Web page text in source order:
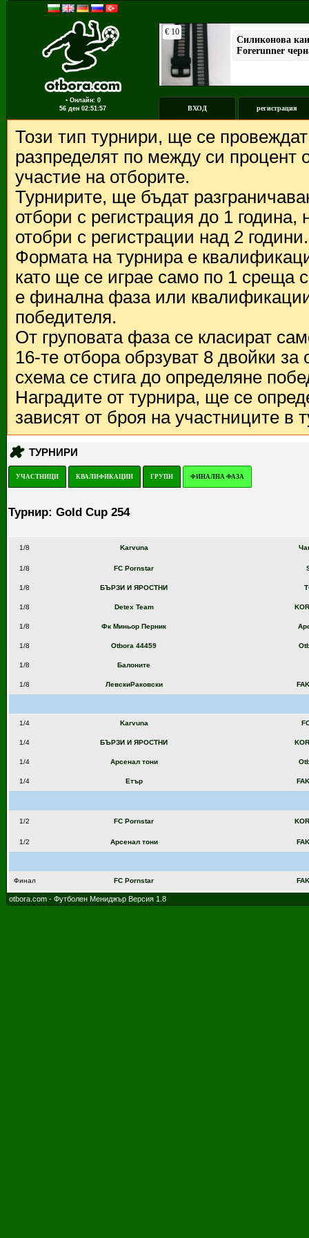
▪ Онлайн: 0
56 ден 02:51:57 ВХОД регистрация
Този тип турнири, ще се
разпределят по между си процент
участие на отборите.
Турнирите, ще бъдат
отбори с регистрация до 1
отобри с регистрации над 2 години.
Формата на турнира е
като ще се играе само по 1 среща
е финална фаза или
победителя.
От груповата фаза се класират
16-те отбора обрзуват 8 двойки
схема се стига до определяне
Наградите от турнира, ще се
зависят от броя на участниците в
ТУРНИРИ
УЧАСТНИЦИ КВАЛИФИКАЦИИ ГРУПИ ФИНАЛНА ФАЗА
Турнир: Gold Cup 254
1/8 Karvuna
1/8 FC Pornstar
1/8 БЪРЗИ И ЯРОСТНИ
1/8 Detex Team
1/8 Фк Миньор Перник
1/8 Otbora 44459
1/8 Балоните
1/8 ЛевскиРаковски
1/4 Karvuna
1/4 БЪРЗИ И ЯРОСТНИ
1/4 Арсенал тони
1/4 Етър
1/2 FC Pornstar
1/2 Арсенал тони
Финал FC Pornstar
otbora.com - Футболен Мениджър Версия 1.8